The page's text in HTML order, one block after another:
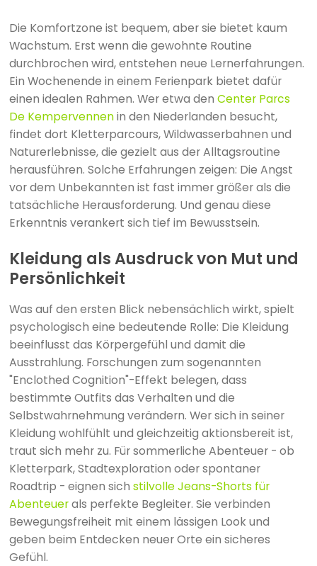
Die Komfortzone ist bequem, aber sie bietet kaum
Wachstum. Erst wenn die gewohnte Routine
durchbrochen wird, entstehen neue Lernerfahrungen.
Ein Wochenende in einem Ferienpark bietet dafür
einen idealen Rahmen. Wer etwa den Center Parcs
De Kempervennenin den Niederlanden besucht,
findet dort Kletterparcours, Wildwasserbahnen und
Naturerlebnisse, die gezielt aus der Alltagsroutine
herausführen. Solche Erfahrungen zeigen: Die Angst
vor dem Unbekannten ist fast immer größer als die
tatsächliche Herausforderung. Und genau diese
Erkenntnis verankert sich tief im Bewusstsein.
Kleidung als Ausdruck von Mut und
Persönlichkeit
Was auf den ersten Blick nebensächlich wirkt, spielt
psychologisch eine bedeutende Rolle: Die Kleidung
beeinflusst das Körpergefühl und damit die
Ausstrahlung. Forschungen zum sogenannten
"Enclothed Cognition"-Effekt belegen, dass
bestimmte Outfits das Verhalten und die
Selbstwahrnehmung verändern. Wer sich in seiner
Kleidung wohlfühlt und gleichzeitig aktionsbereit ist,
traut sich mehr zu. Für sommerliche Abenteuer - ob
Kletterpark, Stadtexploration oder spontaner
Roadtrip - eignen sich stilvolle Jeans-Shorts für
Abenteuerals perfekte Begleiter. Sie verbinden
Bewegungsfreiheit mit einem lässigen Look und
geben beim Entdecken neuer Orte ein sicheres
Gefühl.